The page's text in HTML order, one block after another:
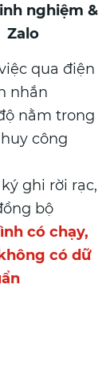
nghiệm &
Zalo
qua điện
nhắn
nằm trong
công
ghi rời rạc,
bộ
có chạy,
có dữ